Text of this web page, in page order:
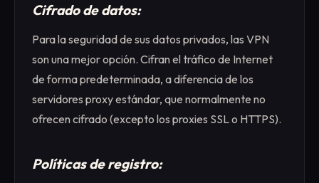
Cifrado de datos:
Para la seguridad de sus datos privados, las VPN
son una mejor opción. Cifran el tráfico de Internet
de forma predeterminada, a diferencia de los
servidores proxy estándar, que normalmente no
ofrecen cifrado (excepto los proxies SSL o HTTPS).
Políticas de registro: